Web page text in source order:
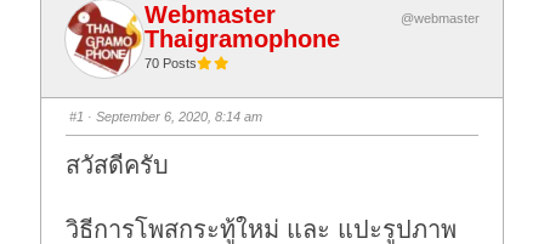
Webmaster
Thaigramophone
@webmaster
70 Posts
#1 · September 6, 2020, 8:14 am
สวัสดีครับ
วิธีการโพสกระทู้ใหม่ และ แปะรูปภาพ